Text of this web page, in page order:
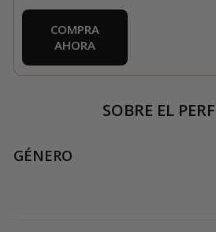
COMPRA
AHORA
SOBRE EL
GÉNERO